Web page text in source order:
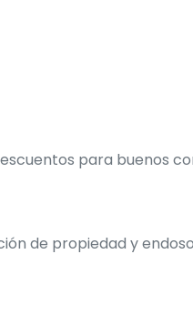
para buenos
de propiedad y